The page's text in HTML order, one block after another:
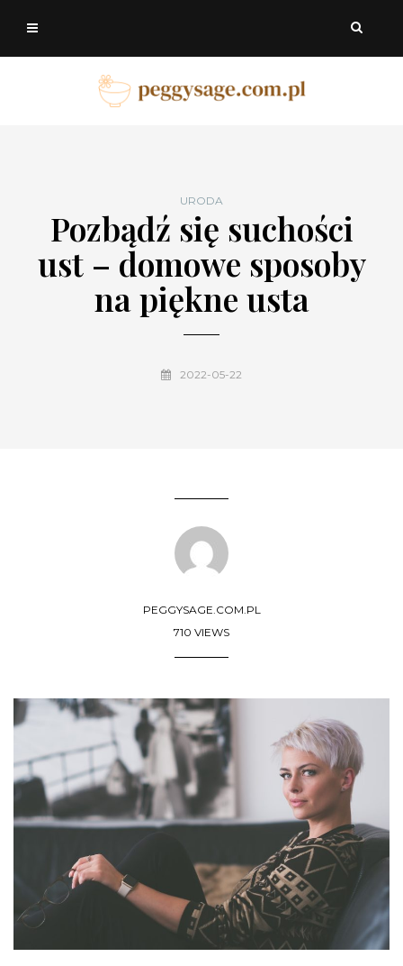
URODA
Pozbądź się suchości
ust – domowe sposoby
na piękne usta
2022-05-22
PEGGYSAGE.COM.PL
710 VIEWS